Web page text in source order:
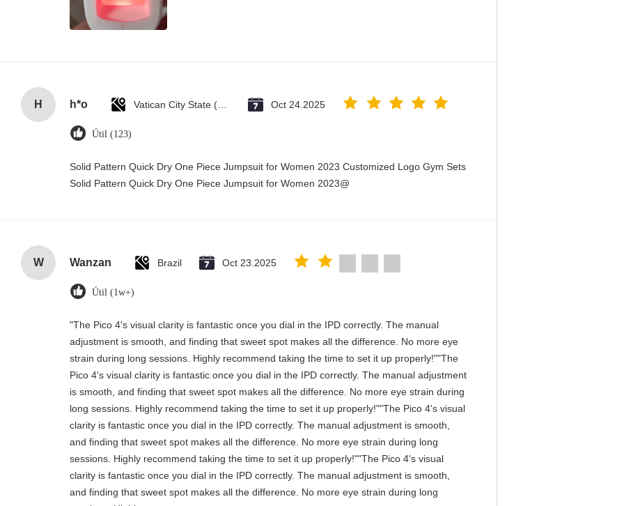
H h*o Oct 24.2025
Útil (123)
Solid Pattern Quick Dry One Piece Jumpsuit for Women 2023 Customized Logo Gym Sets
Solid Pattern Quick Dry One Piece Jumpsuit for Women 2023@
W Wanzan Brazil Oct 23.2025
Útil (1w+)
"The Pico 4's visual clarity is fantastic once you dial in the IPD correctly. The manual
adjustment is smooth, and finding that sweet spot makes all the difference. No more eye
strain during long sessions. Highly recommend taking the time to set it up properly!""The
Pico 4's visual clarity is fantastic once you dial in the IPD correctly. The manual adjustment
is smooth, and finding that sweet spot makes all the difference. No more eye strain during
long sessions. Highly recommend taking the time to set it up properly!""The Pico 4's visual
clarity is fantastic once you dial in the IPD correctly. The manual adjustment is smooth,
and finding that sweet spot makes all the difference. No more eye strain during long
sessions. Highly recommend taking the time to set it up properly!""The Pico 4's visual
clarity is fantastic once you dial in the IPD correctly. The manual adjustment is smooth,
and finding that sweet spot makes all the difference. No more eye strain during long